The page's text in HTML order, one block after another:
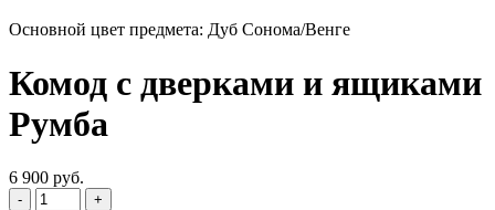
Основной цвет предмета: Дуб Сонома/Венге
Комод с дверками и ящиками
Румба
6 900 руб.
- +